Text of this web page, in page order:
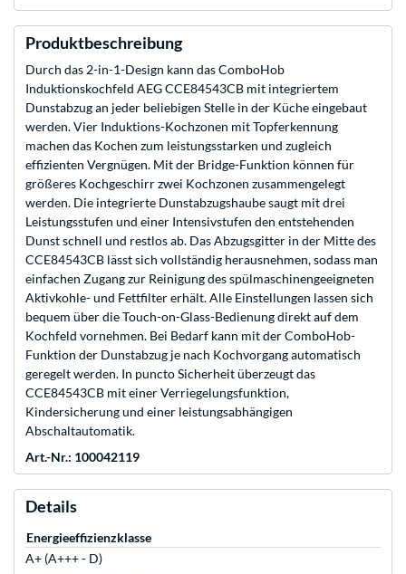
Produktbeschreibung
Durch das 2-in-1-Design kann das ComboHob
Induktionskochfeld AEG CCE84543CB mit integriertem
Dunstabzug an jeder beliebigen Stelle in der Küche eingebaut
werden. Vier Induktions-Kochzonen mit Topferkennung
machen das Kochen zum leistungsstarken und zugleich
effizienten Vergnügen. Mit der Bridge-Funktion können für
größeres Kochgeschirr zwei Kochzonen zusammengelegt
werden. Die integrierte Dunstabzugshaube saugt mit drei
Leistungsstufen und einer Intensivstufen den entstehenden
Dunst schnell und restlos ab. Das Abzugsgitter in der Mitte des
CCE84543CB lässt sich vollständig herausnehmen, sodass man
einfachen Zugang zur Reinigung des spülmaschinengeeigneten
Aktivkohle- und Fettfilter erhält. Alle Einstellungen lassen sich
bequem über die Touch-on-Glass-Bedienung direkt auf dem
Kochfeld vornehmen. Bei Bedarf kann mit der ComboHob-
Funktion der Dunstabzug je nach Kochvorgang automatisch
geregelt werden. In puncto Sicherheit überzeugt das
CCE84543CB mit einer Verriegelungsfunktion,
Kindersicherung und einer leistungsabhängigen
Abschaltautomatik.
Art.-Nr.: 100042119
Details
Energieeffizienzklasse
A+ (A+++ - D)